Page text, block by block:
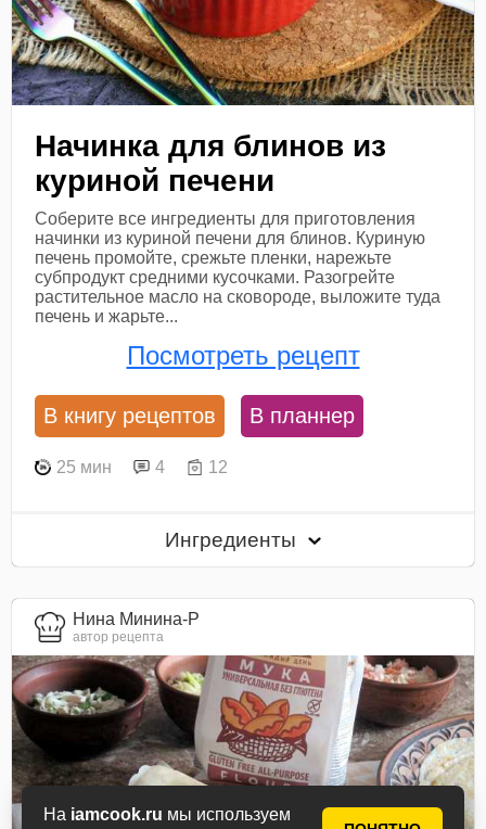
На iamcook.ru мы используем
Начинка для блинов из
куриной печени
Соберите все ингредиенты для приготовления
начинки из куриной печени для блинов. Куриную
печень промойте, срежьте пленки, нарежьте
субпродукт средними кусочками. Разогрейте
растительное масло на сковороде, выложите туда
печень и жарьте...
Посмотреть рецепт
В книгу рецептов В планнер
25 мин 4 12
Ингредиенты
Нина Минина-Р
автор рецепта